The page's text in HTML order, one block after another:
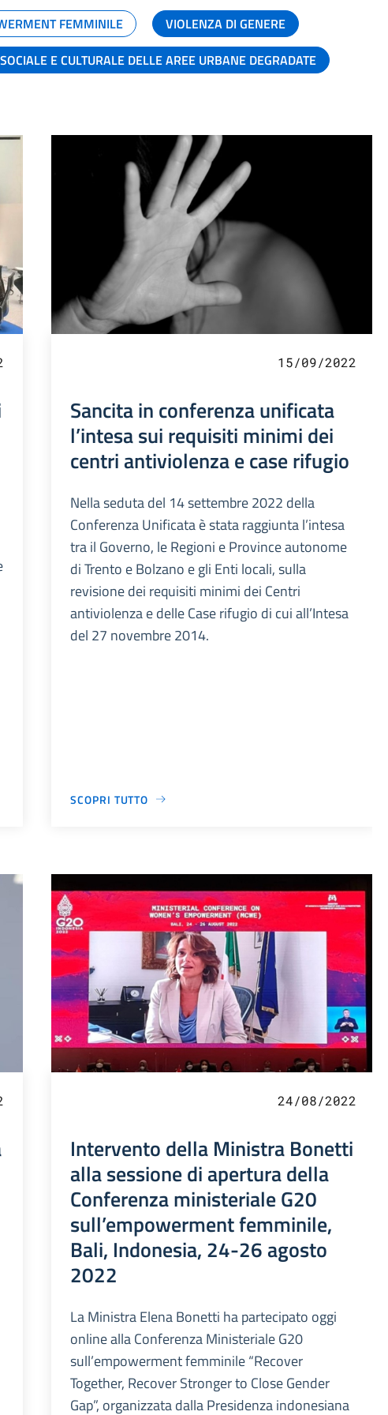
FEMMINILE
VIOLENZA DI GENERE
E CULTURALE DELLE AREE URBANE DEGRADATE
15/09/2022
Sancita in conferenza unificata
l’intesa sui requisiti minimi dei
centri antiviolenza e case rifugio
Nella seduta del 14 settembre 2022 della
Conferenza Unificata è stata raggiunta l’intesa
tra il Governo, le Regioni e Province autonome
di Trento e Bolzano e gli Enti locali, sulla
revisione dei requisiti minimi dei Centri
antiviolenza e delle Case rifugio di cui all’Intesa
del 27 novembre 2014.
SCOPRI TUTTO
24/08/2022
Intervento della Ministra Bonetti
alla sessione di apertura della
Conferenza ministeriale G20
sull’empowerment femminile,
Bali, Indonesia, 24-26 agosto
2022
La Ministra Elena Bonetti ha partecipato oggi
online alla Conferenza Ministeriale G20
sull’empowerment femminile “Recover
Together, Recover Stronger to Close Gender
Gap”, organizzata dalla Presidenza indonesiana